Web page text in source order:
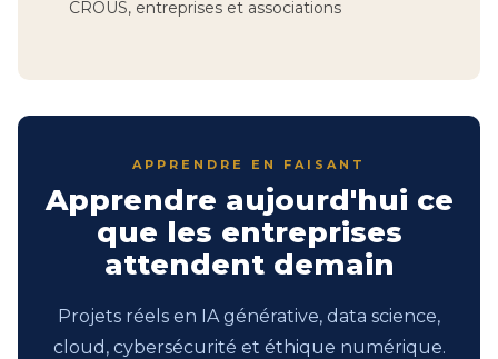
CROUS, entreprises et associations
APPRENDRE EN FAISANT
Apprendre aujourd'hui ce
que les entreprises
attendent demain
Projets réels en IA générative, data science,
cloud, cybersécurité et éthique numérique.